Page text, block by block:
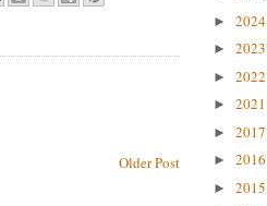
Older Post
► 2024
► 2023
► 2022
► 2021
► 2017
► 2016
► 2015